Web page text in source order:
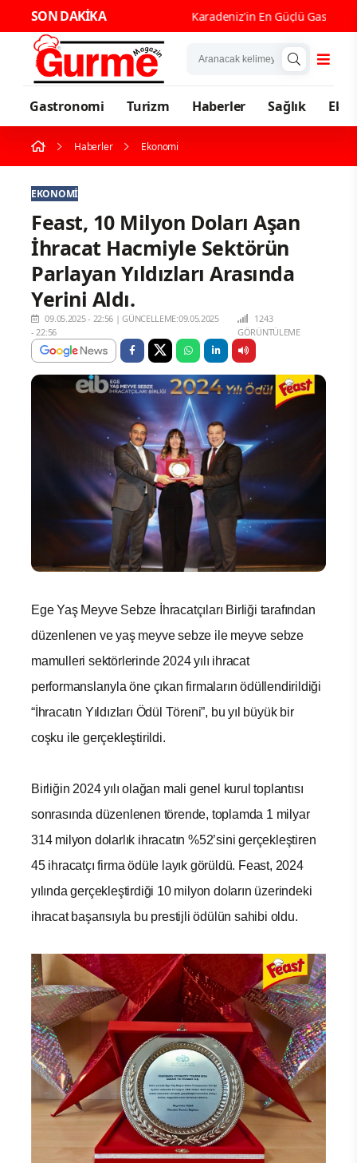
SON DAKİKA Karadeniz'in En Güçlü
Gastronomi Turizm Haberler Sağlık
Haberler Ekonomi
EKONOMI
Feast, 10 Milyon Doları Aşan
İhracat Hacmiyle Sektörün
Parlayan Yıldızları Arasında
Yerini Aldı.
09.05.2025 - 22:56 |GÜNCELLEME:09.05.2025
- 22:56
1243
GÖRÜNTÜLEME
Ege Yaş Meyve Sebze İhracatçıları Birliği tarafından
düzenlenen ve yaş meyve sebze ile meyve sebze
mamulleri sektörlerinde 2024 yılı ihracat
performanslarıyla öne çıkan firmaların ödüllendirildiği
“İhracatın Yıldızları Ödül Töreni”, bu yıl büyük bir
coşku ile gerçekleştirildi.
Birliğin 2024 yılı olağan mali genel kurul toplantısı
sonrasında düzenlenen törende, toplamda 1 milyar
314 milyon dolarlık ihracatın %52’sini gerçekleştiren
45 ihracatçı firma ödüle layık görüldü. Feast, 2024
yılında gerçekleştirdiği 10 milyon doların üzerindeki
ihracat başarısıyla bu prestijli ödülün sahibi oldu.